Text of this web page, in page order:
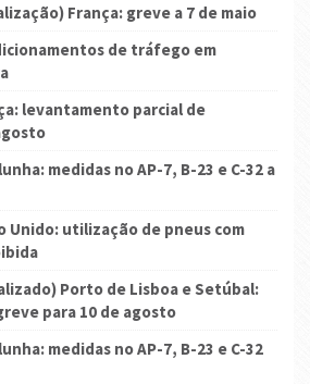
França: greve a 7 de maio
de tráfego em
levantamento parcial de
medidas no AP-7, B-23 e C-32 a
Unido: utilização de pneus com
Porto de Lisboa e Setúbal:
para 10 de agosto
medidas no AP-7, B-23 e C-32